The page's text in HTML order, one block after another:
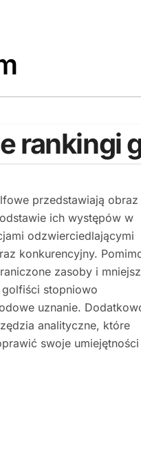
rankingi
przedstawiają obraz
ich występów w
odzwierciedlającymi
konkurencyjny.
zasoby i
stopniowo
uznanie.
analityczne, które
swoje umiejętności